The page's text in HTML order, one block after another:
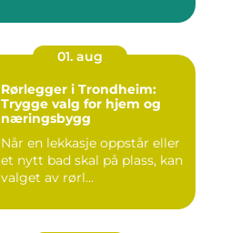
01. aug
Rørlegger i Trondheim:
Trygge valg for hjem og
næringsbygg
Når en lekkasje oppstår eller
et nytt bad skal på plass, kan
valget av rørl...